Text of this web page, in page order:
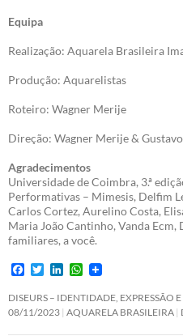
Equipa
Realização: Aquarela Brasileira
Produção: Aquarelistas
Roteiro: Wagner Merije
Direção: Wagner Merije &
Agradecimentos
Universidade de Coimbra, 3.ª
Performativas – Mimesis, Delfim
Carlos Cortez, Aurelino Costa,
Maria João Cantinho, Vanda
familiares, a você.
F
c
e
T
i
t
n
k
W
a
t
DISEURS – IDENTIDADE, EXPRESSÃO
08/11/2023 AQUARELA BRASILEIRA